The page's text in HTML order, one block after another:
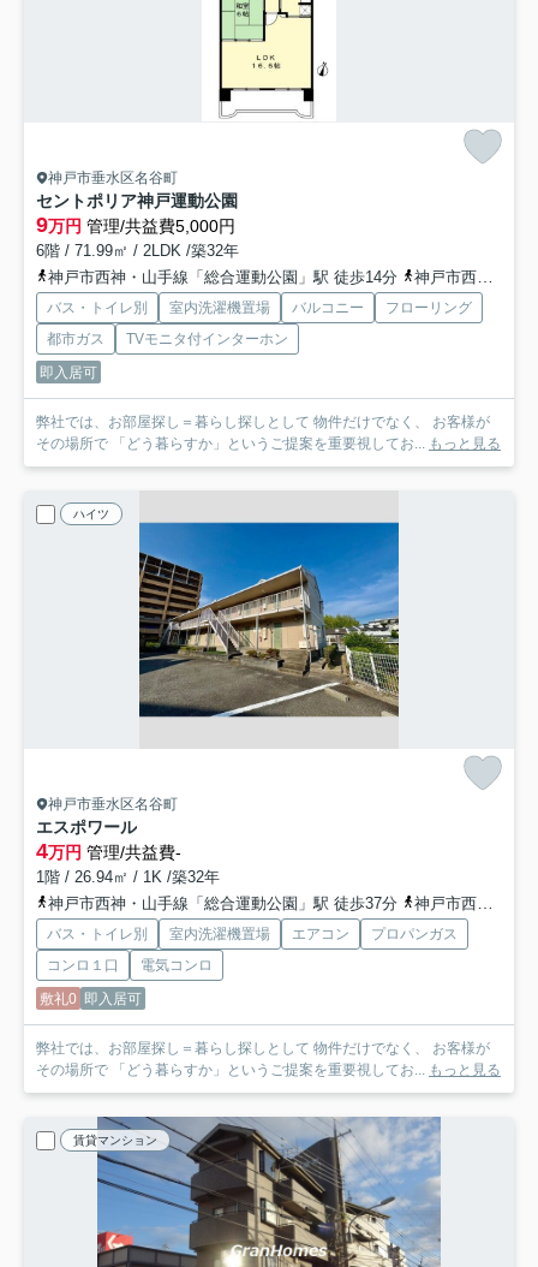
神戸市垂水区名谷町
セントポリア神戸運動公園
9万円 管理/共益費5,000円
6階 / 71.99㎡ / 2LDK /築32年
神戸市西神・山手線「総合運動公園」駅 徒歩14分
神戸市西神・山手線「名谷」駅 徒歩28分
バス・トイレ別 室内洗濯機置場 バルコニー
フローリング
都市ガス
TVモニタ付インターホン
即入居可
弊社では、お部屋探し＝暮らし探しとして 物件だけでなく、 お客様が
その場所で 「どう暮らすか」というご提案を重要視してお... もっと見る
ハイツ
神戸市垂水区名谷町
エスポワール
4万円 管理/共益費-
1階 / 26.94㎡ / 1K /築32年
神戸市西神・山手線「総合運動公園」駅 徒歩37分
神戸市西神・山手線「学園都市」駅 徒歩42分
バス・トイレ別 室内洗濯機置場 エアコン
プロパンガス
コンロ１口
電気コンロ
敷礼0 即入居可
弊社では、お部屋探し＝暮らし探しとして 物件だけでなく、 お客様が
その場所で 「どう暮らすか」というご提案を重要視してお... もっと見る
賃貸マンション